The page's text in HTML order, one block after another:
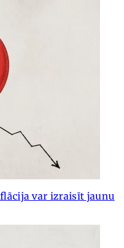
var izraisīt jaunu